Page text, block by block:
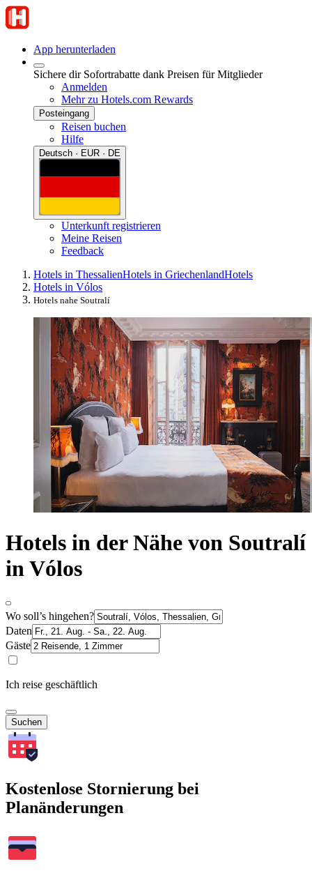
App herunterladen
Sichere dir Sofortrabatte dank Preisen für Mitglieder
Anmelden
Mehr zu Hotels.com Rewards
Posteingang
Reisen buchen
Hilfe
Deutsch · EUR · DE
Unterkunft registrieren
Meine Reisen
Feedback
Hotels in ThessalienHotels in GriechenlandHotels
Hotels in Vólos
Hotels nahe Soutralí
Hotels in der Nähe von Soutralí
in Vólos
Wo soll’s hingehen?
Daten
Gäste
Ich reise geschäftlich
Suchen
Kostenlose Stornierung bei
Planänderungen